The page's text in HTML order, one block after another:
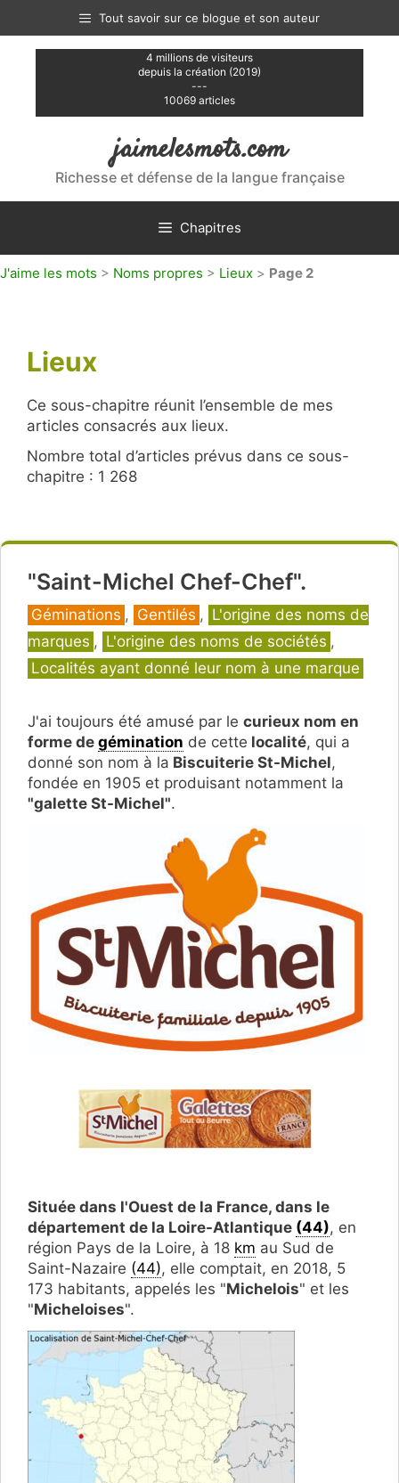
contenu
Tout savoir sur ce blogue et son auteur
4 millions de visiteurs
depuis la création (2019)
---
10069 articles
jaimelesmots.com
Richesse et défense de la langue française
Chapitres
J'aime les mots > Noms propres > Lieux > Page 2
Lieux
Ce sous-chapitre réunit l’ensemble de mes
articles consacrés aux lieux.
Nombre total d’articles prévus dans ce sous-
chapitre : 1 268
"Saint-Michel Chef-Chef".
Catégories
Géminations , Gentilés , L'origine des noms de
marques , L'origine des noms de sociétés ,
Localités ayant donné leur nom à une marque
J'ai toujours été amusé par le curieux nom en
forme de gémination de cette localité, qui a
donné son nom à la Biscuiterie St-Michel,
fondée en 1905 et produisant notamment la
"galette St-Michel".
Située dans l'Ouest de la France, dans le
département de la Loire-Atlantique (44), en
région Pays de la Loire, à 18 km au Sud de
Saint-Nazaire (44), elle comptait, en 2018, 5
173 habitants, appelés les "Michelois" et les
"Micheloises".